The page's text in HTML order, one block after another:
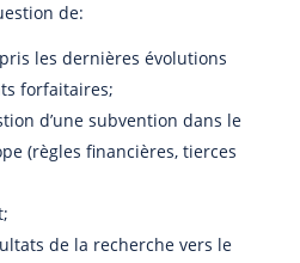
de:
les dernières évolutions
forfaitaires;
d’une subvention dans le
(règles financières, tierces
de la recherche vers le